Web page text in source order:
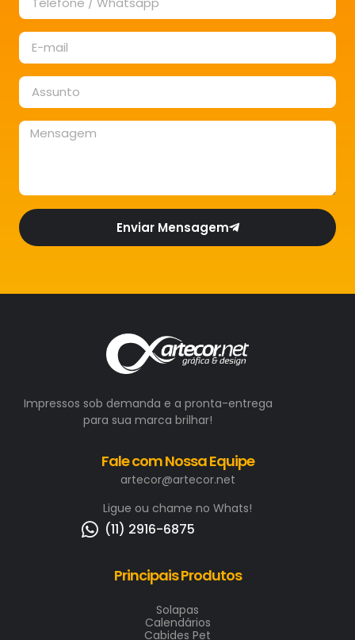
Enviar Mensagem
Impressos sob demanda e a pronta-entrega
para sua marca brilhar!
Fale com Nossa Equipe
artecor@artecor.net
Ligue ou chame no Whats!
(11) 2916-6875
Principais Produtos
Solapas
Calendários
Cabides Pet